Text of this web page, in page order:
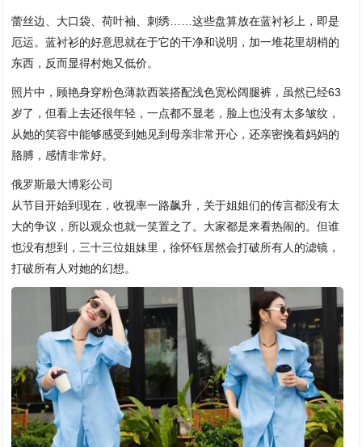
蕾丝边、大口袋、荷叶袖、刺绣……这些盘算放在蓝衬衫上，即是
厄运。蓝衬衫的好意思就在于它的干净和说明，加一堆花里胡梢的
东西，反而显得村炮又低价。
照片中，顾艳身穿粉色薄款西装搭配浅色宽松阔腿裤，虽然已经63
岁了，但看上去还很年轻，一点都不显老，脸上也没有太多皱纹，
从她的笑容中能够感受到她见到母亲非常开心，还亲密挽着妈妈的
胳膊，感情非常好。
俄罗斯最大博彩公司
从节目开始到现在，收视率一路飙升，关于姐姐们的传言都没有太
大的争议，所以观众也就一笑置之了。大家都是来看热闹的。但谁
也没有想到，三十三位姐妹里，徐怀钰居然会打破所有人的滤镜，
打破所有人对她的幻想。